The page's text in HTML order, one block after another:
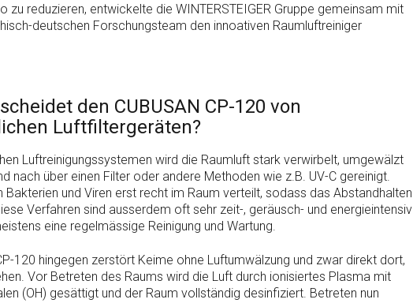
zu reduzieren, entwickelte die WINTERSTEIGER Gruppe gemeinsam mit
deutschen Forschungsteam den innoativen Raumluftreiniger
den CUBUSAN CP-120 von
Luftfiltergeräten?
Luftreinigungssystemen wird die Raumluft stark verwirbelt, umgewälzt
nach über einen Filter oder andere Methoden wie z.B. UV-C gereinigt.
Bakterien und Viren erst recht im Raum verteilt, sodass das Abstandhalten
Verfahren sind ausserdem oft sehr zeit-, geräusch- und energieintensiv
eine regelmässige Reinigung und Wartung.
120 hingegen zerstört Keime ohne Luftumwälzung und zwar direkt dort,
Vor Betreten des Raums wird die Luft durch ionisiertes Plasma mit
(OH) gesättigt und der Raum vollständig desinfiziert. Betreten nun